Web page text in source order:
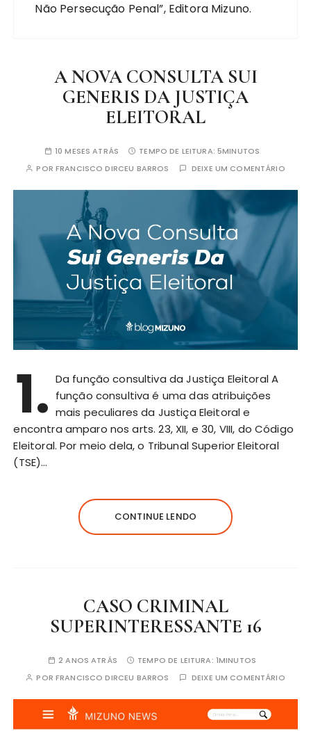
Não Persecução Penal”, Editora Mizuno.
A NOVA CONSULTA SUI
GENERIS DA JUSTIÇA
ELEITORAL
10 MESES ATRÁS TEMPO DE LEITURA:5MINUTOS
POR FRANCISCO DIRCEU BARROS DEIXE UM COMENTÁRIO
1. Da função consultiva da Justiça Eleitoral A
função consultiva é uma das atribuições
mais peculiares da Justiça Eleitoral e
encontra amparo nos arts. 23, XII, e 30, VIII, do Código
Eleitoral. Por meio dela, o Tribunal Superior Eleitoral
(TSE)…
CONTINUE LENDO
CASO CRIMINAL
SUPERINTERESSANTE 16
2 ANOS ATRÁS TEMPO DE LEITURA: 1MINUTOS
POR FRANCISCO DIRCEU BARROS DEIXE UM COMENTÁRIO